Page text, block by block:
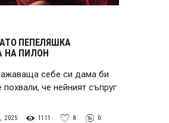
ПЕПЕЛЯШКА
НА ПИЛОН
себе си дама би
че нейният съпруг
2025 1111 8
0